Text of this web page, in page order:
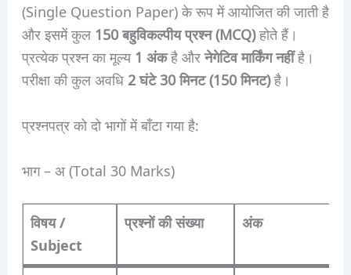
(Single Question Paper) के रूप में आयोजित की जाती है
और इसमें कुल 150 बहुविकल्पीय प्रश्न (MCQ)होते हैं।
प्रत्येक प्रश्न का मूल्य1 अंकहै औरनेगेटिव मार्किंग नहींहै।
परीक्षा की कुल अवधि 2 घंटे 30 मिनट (150 मिनट)है।
प्रश्नपत्र को दो भागों में बाँटा गया है:
भाग – अ (Total 30 Marks)
विषय /
Subject
प्रश्नों की संख्या अंक